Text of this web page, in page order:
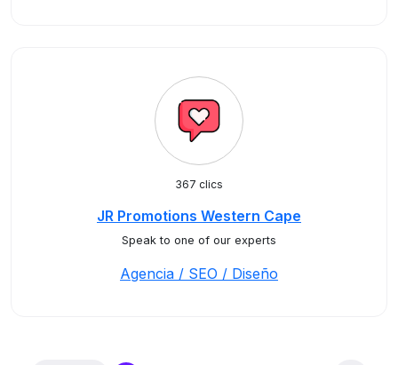
367 clics
JR Promotions Western Cape
Speak to one of our experts
Agencia / SEO / Diseño